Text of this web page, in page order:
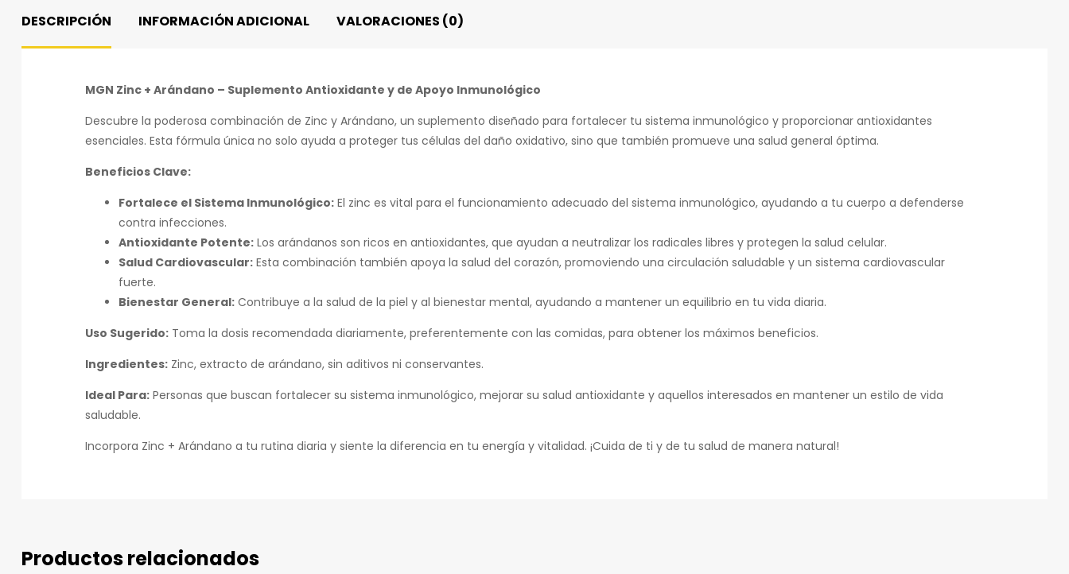
DESCRIPCIÓN INFORMACIÓN ADICIONAL VALORACIONES (0)
MGN Zinc + Arándano – Suplemento Antioxidante y de Apoyo Inmunológico
Descubre la poderosa combinación de Zinc y Arándano, un suplemento diseñado para fortalecer tu sistema inmunológico y proporcionar antioxidantes
esenciales. Esta fórmula única no solo ayuda a proteger tus células del daño oxidativo, sino que también promueve una salud general óptima.
Beneficios Clave:
Fortalece el Sistema Inmunológico: El zinc es vital para el funcionamiento adecuado del sistema inmunológico, ayudando a tu cuerpo a defenderse
contra infecciones.
Antioxidante Potente: Los arándanos son ricos en antioxidantes, que ayudan a neutralizar los radicales libres y protegen la salud celular.
Salud Cardiovascular: Esta combinación también apoya la salud del corazón, promoviendo una circulación saludable y un sistema cardiovascular
fuerte.
Bienestar General: Contribuye a la salud de la piel y al bienestar mental, ayudando a mantener un equilibrio en tu vida diaria.
Uso Sugerido: Toma la dosis recomendada diariamente, preferentemente con las comidas, para obtener los máximos beneficios.
Ingredientes: Zinc, extracto de arándano, sin aditivos ni conservantes.
Ideal Para: Personas que buscan fortalecer su sistema inmunológico, mejorar su salud antioxidante y aquellos interesados en mantener un estilo de vida
saludable.
Incorpora Zinc + Arándano a tu rutina diaria y siente la diferencia en tu energía y vitalidad. ¡Cuida de ti y de tu salud de manera natural!
Productos relacionados